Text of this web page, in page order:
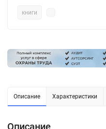
книги
Описание Характеристики
Описание